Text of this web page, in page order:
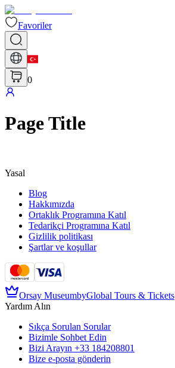
Favoriler
0
Page Title
Yasal
Blog
Hakkımızda
Ortaklık Programına Katıl
Tedarikçi Programına Katıl
Gizlilik politikası
Şartlar ve koşullar
Orsay MuseumbyGlobal Tours & Tickets
Yardım Alın
Sıkça Sorulan Sorular
Bizimle Sohbet Edin
Bizi Arayın +33 184208801
Bize e-posta gönderin